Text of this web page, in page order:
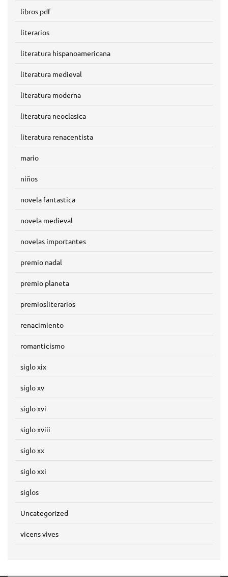
libros pdf
literarios
literatura hispanoamericana
literatura medieval
literatura moderna
literatura neoclasica
literatura renacentista
mario
niños
novela fantastica
novela medieval
novelas importantes
premio nadal
premio planeta
premiosliterarios
renacimiento
romanticismo
siglo xix
siglo xv
siglo xvi
siglo xviii
siglo xx
siglo xxi
siglos
Uncategorized
vicens vives